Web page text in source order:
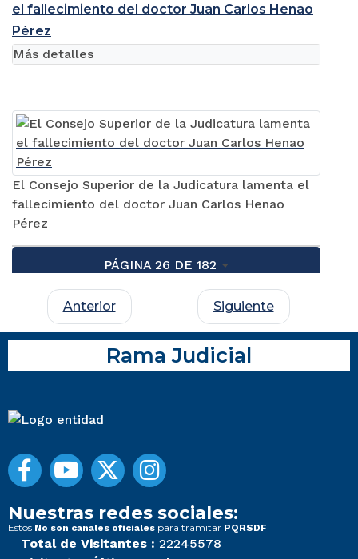
el fallecimiento del doctor Juan Carlos Henao
Pérez
El Consejo Superior de la Judicatura lamenta el
fallecimiento del doctor Juan Carlos Henao
Pérez
Más detalles
PÁGINA 26 DE 182
Anterior Siguiente
Rama Judicial
Nuestras redes sociales:
Estos No son canales oficiales para tramitar PQRSDF
Total de Visitantes : 22245578